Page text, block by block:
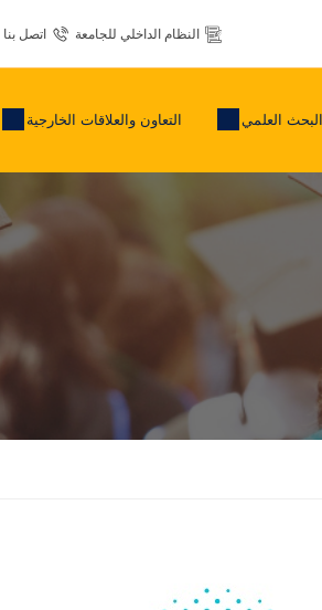
النظام الداخلي للجامعة اتصل بنا
البحث العلمي التعاون والعلاقات الخارجية